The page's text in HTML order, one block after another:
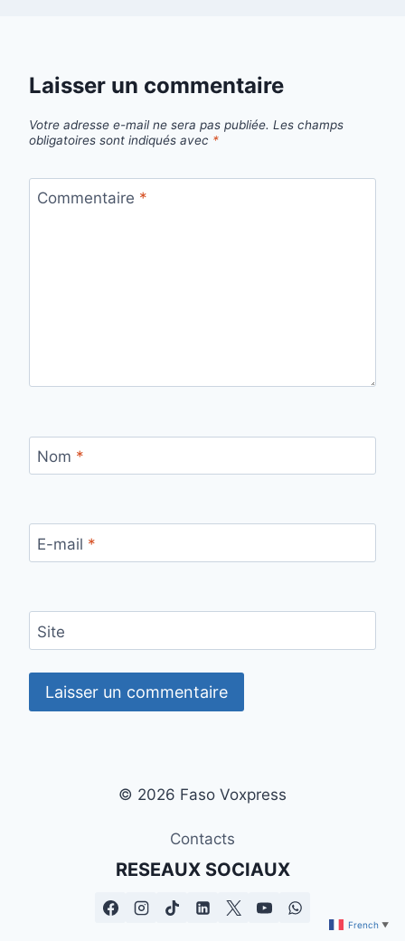
Laisser un commentaire
Votre adresse e-mail ne sera pas publiée. Les champs
obligatoires sont indiqués avec *
Commentaire *
Nom *
E-mail *
Site
© 2026 Faso Voxpress
Contacts
RESEAUX SOCIAUX
French ▼